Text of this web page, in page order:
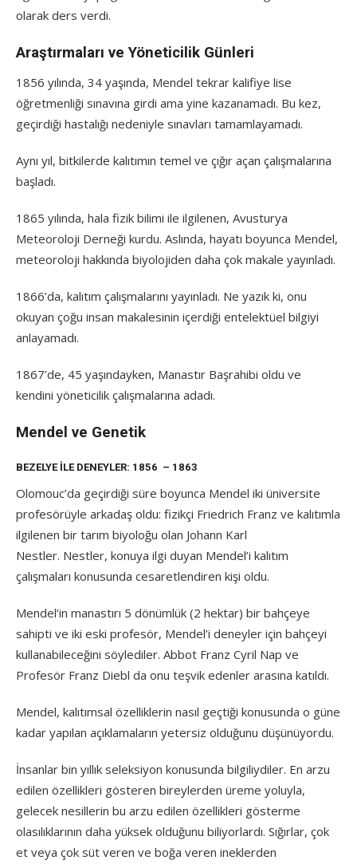
olarak ders verdi.
Araştırmaları ve Yöneticilik Günleri
1856 yılında, 34 yaşında, Mendel tekrar kalifiye lise
öğretmenliği sınavına girdi ama yine kazanamadı. Bu kez,
geçirdiği hastalığı nedeniyle sınavları tamamlayamadı.
Aynı yıl, bitkilerde kalıtımın temel ve çığır açan çalışmalarına
başladı.
1865 yılında, hala fizik bilimi ile ilgilenen, Avusturya
Meteoroloji Derneği kurdu. Aslında, hayatı boyunca Mendel,
meteoroloji hakkında biyolojiden daha çok makale yayınladı.
1866’da, kalıtım çalışmalarını yayınladı. Ne yazık ki, onu
okuyan çoğu insan makalesinin içerdiği entelektüel bilgiyi
anlayamadı.
1867’de, 45 yaşındayken, Manastır Başrahibi oldu ve
kendini yöneticilik çalışmalarına adadı.
Mendel ve Genetik
BEZELYE ILE DENEYLER: 1856 – 1863
Olomouc’da geçirdiği süre boyunca Mendel iki üniversite
profesörüyle arkadaş oldu: fizikçi Friedrich Franz ve kalıtımla
ilgilenen bir tarım biyoloğu olan Johann Karl
Nestler. Nestler, konuya ilgi duyan Mendel’i kalıtım
çalışmaları konusunda cesaretlendiren kişi oldu.
Mendel’in manastırı 5 dönümlük (2 hektar) bir bahçeye
sahipti ve iki eski profesör, Mendel’i deneyler için bahçeyi
kullanabileceğini söylediler. Abbot Franz Cyril Nap ve
Profesör Franz Diebl da onu teşvik edenler arasına katıldı.
Mendel, kalıtımsal özelliklerin nasıl geçtiği konusunda o güne
kadar yapılan açıklamaların yetersiz olduğunu düşünüyordu.
İnsanlar bin yıllık seleksiyon konusunda bilgiliydiler. En arzu
edilen özellikleri gösteren bireylerden üreme yoluyla,
gelecek nesillerin bu arzu edilen özellikleri gösterme
olasılıklarının daha yüksek olduğunu biliyorlardı. Sığırlar, çok
et veya çok süt veren ve boğa veren ineklerden